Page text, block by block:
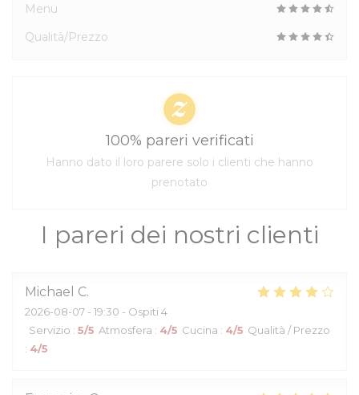
I pareri dei nostri clienti
Michael C
2026-08-07 - 19:30 - Ospiti 4
Servizio : 5/5 Atmosfera : 4/5 Cucina : 4/5 Qualità / Prezzo
: 4/5
Menu
Qualità/Prezzo
100% pareri verificati
Hanno dato il loro parere solo i clienti che hanno
prenotato